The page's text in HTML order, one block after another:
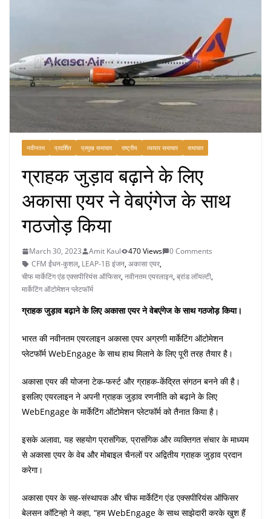
नवीनतम प्रदर्शित प्रमुख समाचार राष्ट्रीय व्यापार समाचार समाचार
ग्राहक जुड़ाव बढ़ाने के लिए
अकासा एयर ने वेबएंगेज के साथ
गठजोड़ किया
March 30, 2023 Amit Kaul 470 Views
0 Comments
CFM ईंधन-कुशल, LEAP-1B इंजन,अकासा एयर,
चीफ मार्केटिंग एंड एक्सपीरियंस ऑफिसर,नवीनतम एयरलाइन,ब्रांड लॉयल्टी,
मार्केटिंग ऑटोमेशन प्लेटफॉर्म
ग्राहक जुड़ाव बढ़ाने के लिए अकासा एयर ने वेबएंगेज के साथ गठजोड़ किया।
भारत की नवीनतम एयरलाइन अकासा एयर अग्रणी मार्केटिंग ऑटोमेशन
प्लेटफॉर्म WebEngage के साथ हाथ मिलाने के लिए पूरी तरह तैयार है।
अकासा एयर की योजना टेक-फर्स्ट और ग्राहक-केंद्रित संगठन बनने की है।
इसलिए एयरलाइन ने अपनी ग्राहक जुड़ाव रणनीति को बढ़ाने के लिए
WebEngage के मार्केटिंग ऑटोमेशन प्लेटफॉर्म को तैनात किया है।
इसके अलावा, यह सहयोग प्रासंगिक, प्रासंगिक और व्यक्तिगत संचार के माध्यम
से अकासा एयर के वेब और मोबाइल चैनलों पर अद्वितीय ग्राहक जुड़ाव प्रदान
करेगा।
अकासा एयर के सह-संस्थापक और चीफ मार्केटिंग एंड एक्सपीरियंस ऑफिसर
बेलसन कॉटिन्हो ने कहा, “हम WebEngage के साथ साझेदारी करके खुश हैं